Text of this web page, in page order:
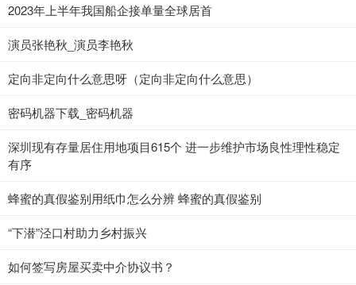
2023年上半年我国船企接单量全球居首
演员张艳秋_演员李艳秋
定向非定向什么意思呀（定向非定向什么意思）
密码机器下载_密码机器
深圳现有存量居住用地项目615个 进一步维护市场良性理性稳定
有序
蜂蜜的真假鉴别用纸巾怎么分辨 蜂蜜的真假鉴别
“下潜”泾口村助力乡村振兴
如何签写房屋买卖中介协议书？